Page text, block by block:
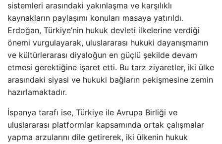
sistemleri arasındaki yakınlaşma ve karşılıklı
kaynakların paylaşımı konuları masaya yatırıldı.
Erdoğan, Türkiye’nin hukuk devleti ilkelerine verdiği
önemi vurgulayarak, uluslararası hukuki dayanışmanın
ve kültürlerarası diyaloğun en güçlü şekilde devam
etmesi gerektiğine işaret etti. Bu tarz ziyaretler, iki ülke
arasındaki siyasi ve hukuki bağların pekişmesine zemin
hazırlamaktadır.
İspanya tarafı ise, Türkiye ile Avrupa Birliği ve
uluslararası platformlar kapsamında ortak çalışmalar
yapma arzularını dile getirerek, iki ülkenin hukuk